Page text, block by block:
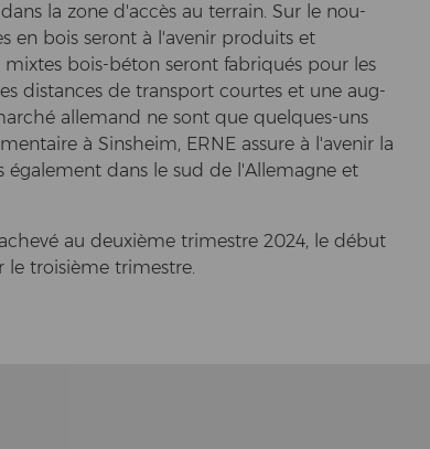
la zone d'accès au ter­rain. Sur le nou­
en bois se­ront à l'ave­nir pro­duits et
mix­tes bois-​béton se­ront fabriqués pour les
di­s­tances de trans­port cour­tes et une aug­
al­le­mand ne sont que quelques-​uns
à Sins­heim, ERNE as­su­re à l'ave­nir la
dans le sud de l'Al­le­ma­gne et
au deuxième tri­mest­re 2024, le début
troisième tri­mest­re.